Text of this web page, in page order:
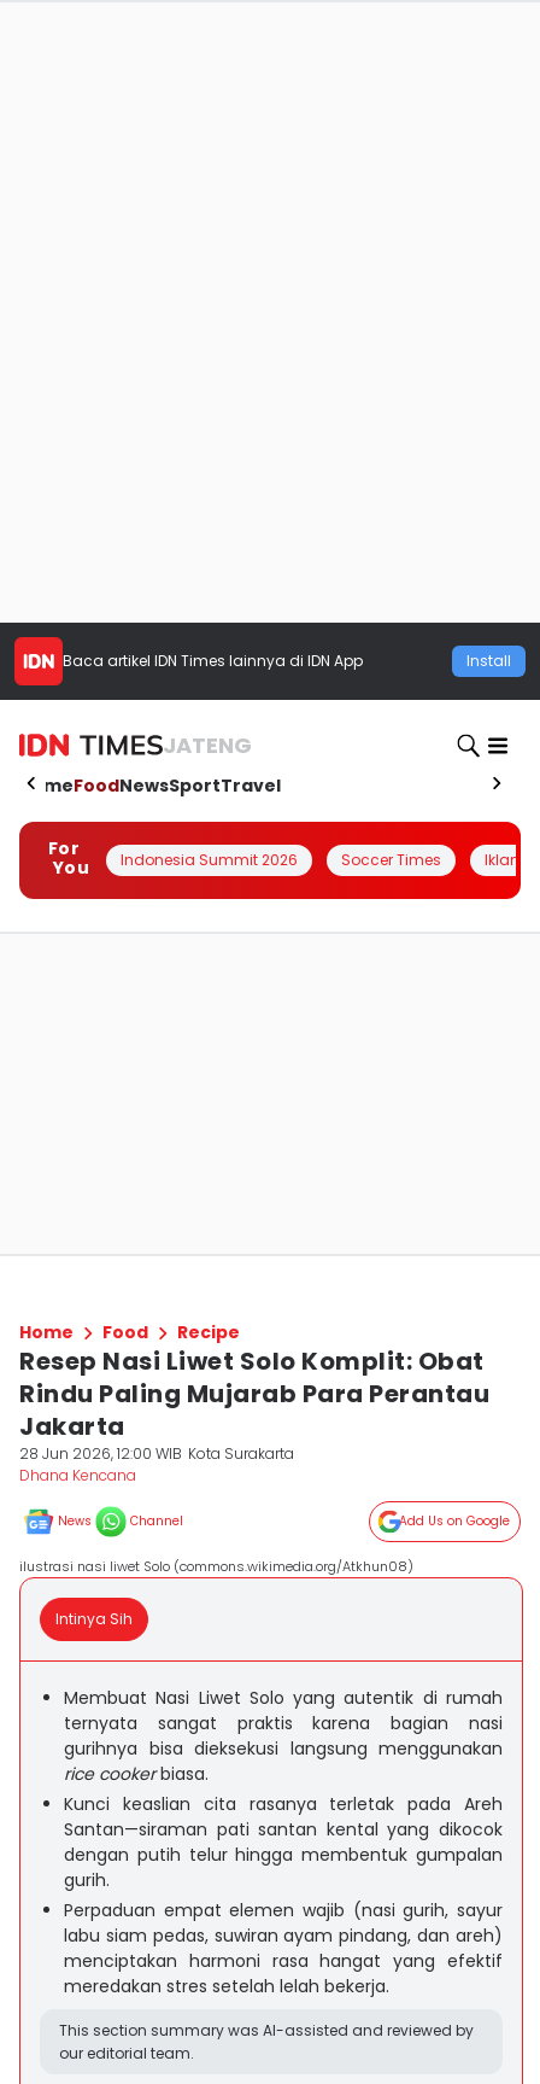
Baca artikel IDN Times lainnya di IDN App Install
JATENG
HomeFoodNewsSportTravel
For
You
Indonesia Summit 2026 Soccer Times Iklanin
Home Food Recipe
Resep Nasi Liwet Solo Komplit: Obat
Rindu Paling Mujarab Para Perantau
Jakarta
28 Jun 2026, 12:00 WIB Kota Surakarta
Dhana Kencana
News Channel Add Us on Google
ilustrasi nasi liwet Solo (commons.wikimedia.org/Atkhun08)
Intinya Sih
Membuat Nasi Liwet Solo yang autentik di rumah
ternyata sangat praktis karena bagian nasi
gurihnya bisa dieksekusi langsung menggunakan
rice cookerbiasa.
Kunci keaslian cita rasanya terletak pada Areh
Santan—siraman pati santan kental yang dikocok
dengan putih telur hingga membentuk gumpalan
gurih.
Perpaduan empat elemen wajib (nasi gurih, sayur
labu siam pedas, suwiran ayam pindang, dan areh)
menciptakan harmoni rasa hangat yang efektif
meredakan stres setelah lelah bekerja.
This section summary was AI-assisted and reviewed by
our editorial team.